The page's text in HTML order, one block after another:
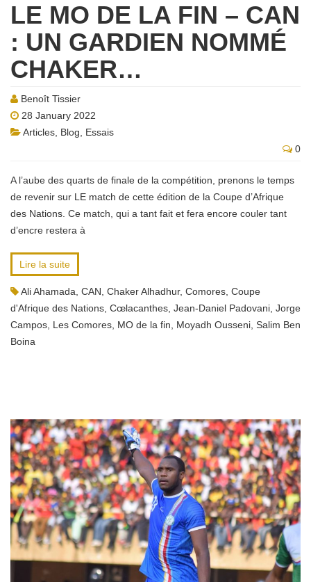
LE MO DE LA FIN – CAN
: UN GARDIEN NOMMÉ
CHAKER…
Benoît Tissier
28 January 2022
Articles Blog
Essais
0
A l’aube des quarts de finale de la compétition, prenons le temps
de revenir sur LE match de cette édition de la Coupe d’Afrique
des Nations. Ce match, qui a tant fait et fera encore couler tant
d’encre restera à
Lire la suite
Ali Ahamada CAN Chaker Alhadhur, Comores Coupe
d'Afrique des Nations Cœlacanthes Jean-Daniel Padovani Jorge
Campos Les Comores MO de la fin Moyadh Ousseni Salim Ben
Boina